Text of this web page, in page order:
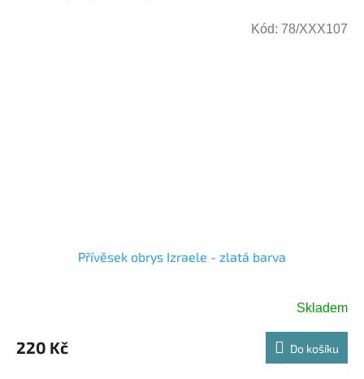
Přívěsek obrys Izraele - zlatá barva
Skladem
220 Kč Do košíku
Kód: 78/XXX107